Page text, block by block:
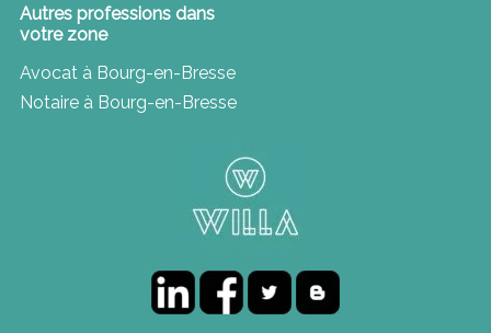
Autres professions dans
votre zone
Avocat à Bourg-en-Bresse
Notaire à Bourg-en-Bresse